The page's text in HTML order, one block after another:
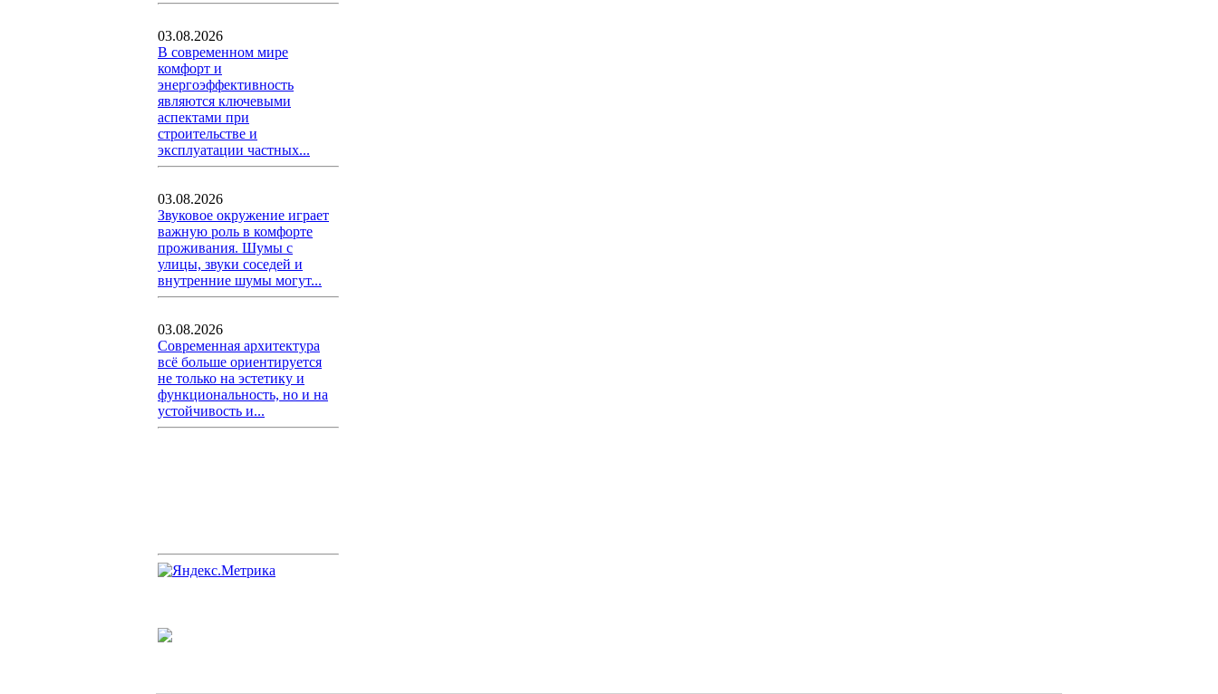
03.08.2026
В современном мире
комфорт и
энергоэффективность
являются ключевыми
аспектами при
строительстве и
эксплуатации частных...
03.08.2026
Звуковое окружение играет
важную роль в комфорте
проживания. Шумы с
улицы, звуки соседей и
внутренние шумы могут...
03.08.2026
Современная архитектура
всё больше ориентируется
не только на эстетику и
функциональность, но и на
устойчивость и...